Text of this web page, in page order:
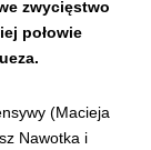
zwycięstwo
połowie
(Macieja
Nawotka i